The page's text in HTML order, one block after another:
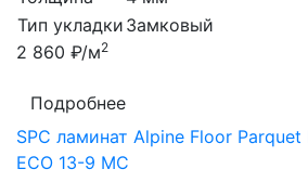
Тип укладки Замковый
2 860 ₽/м2
Подробнее
SPC ламинат Alpine Floor
ЕСО 13-9 MC